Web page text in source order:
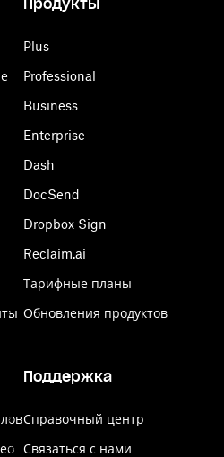
Продукты
Plus
Professional
Business
Enterprise
Dash
DocSend
Dropbox Sign
Reclaim.ai
Тарифные планы
Обновления продуктов
Поддержка
Справочный центр
Связаться с нами